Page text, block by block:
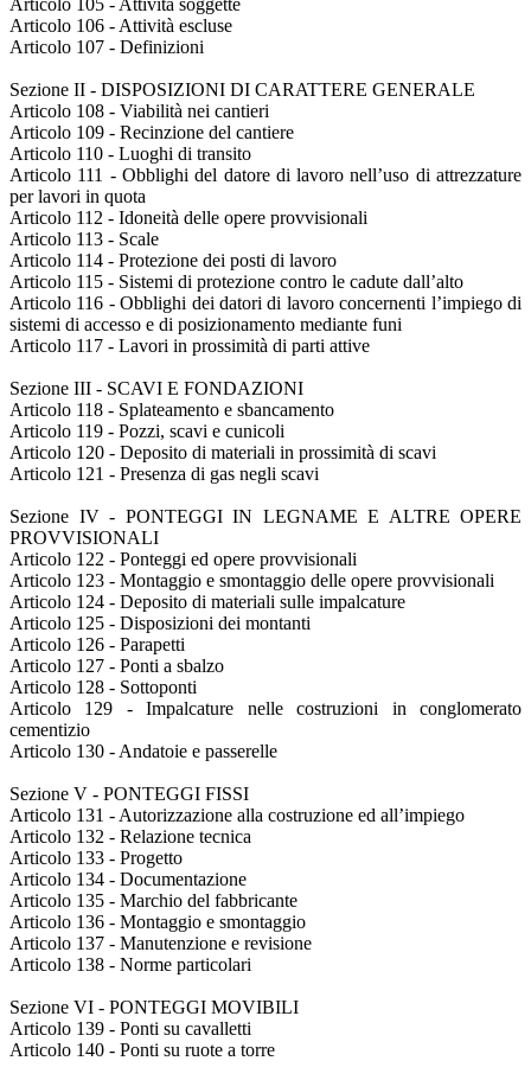
Articolo 105 - Attività soggette
Articolo 106 - Attività escluse
Articolo 107 - Definizioni
Sezione II - DISPOSIZIONI DI CARATTERE GENERALE
Articolo 108 - Viabilità nei cantieri
Articolo 109 - Recinzione del cantiere
Articolo 110 - Luoghi di transito
Articolo 111 - Obblighi del datore di lavoro nell’uso di attrezzature
per lavori in quota
Articolo 112 - Idoneità delle opere provvisionali
Articolo 113 - Scale
Articolo 114 - Protezione dei posti di lavoro
Articolo 115 - Sistemi di protezione contro le cadute dall’alto
Articolo 116 - Obblighi dei datori di lavoro concernenti l’impiego di
sistemi di accesso e di posizionamento mediante funi
Articolo 117 - Lavori in prossimità di parti attive
Sezione III - SCAVI E FONDAZIONI
Articolo 118 - Splateamento e sbancamento
Articolo 119 - Pozzi, scavi e cunicoli
Articolo 120 - Deposito di materiali in prossimità di scavi
Articolo 121 - Presenza di gas negli scavi
Sezione IV - PONTEGGI IN LEGNAME E ALTRE OPERE
PROVVISIONALI
Articolo 122 - Ponteggi ed opere provvisionali
Articolo 123 - Montaggio e smontaggio delle opere provvisionali
Articolo 124 - Deposito di materiali sulle impalcature
Articolo 125 - Disposizioni dei montanti
Articolo 126 - Parapetti
Articolo 127 - Ponti a sbalzo
Articolo 128 - Sottoponti
Articolo 129 - Impalcature nelle costruzioni in conglomerato
cementizio
Articolo 130 - Andatoie e passerelle
Sezione V - PONTEGGI FISSI
Articolo 131 - Autorizzazione alla costruzione ed all’impiego
Articolo 132 - Relazione tecnica
Articolo 133 - Progetto
Articolo 134 - Documentazione
Articolo 135 - Marchio del fabbricante
Articolo 136 - Montaggio e smontaggio
Articolo 137 - Manutenzione e revisione
Articolo 138 - Norme particolari
Sezione VI - PONTEGGI MOVIBILI
Articolo 139 - Ponti su cavalletti
Articolo 140 - Ponti su ruote a torre